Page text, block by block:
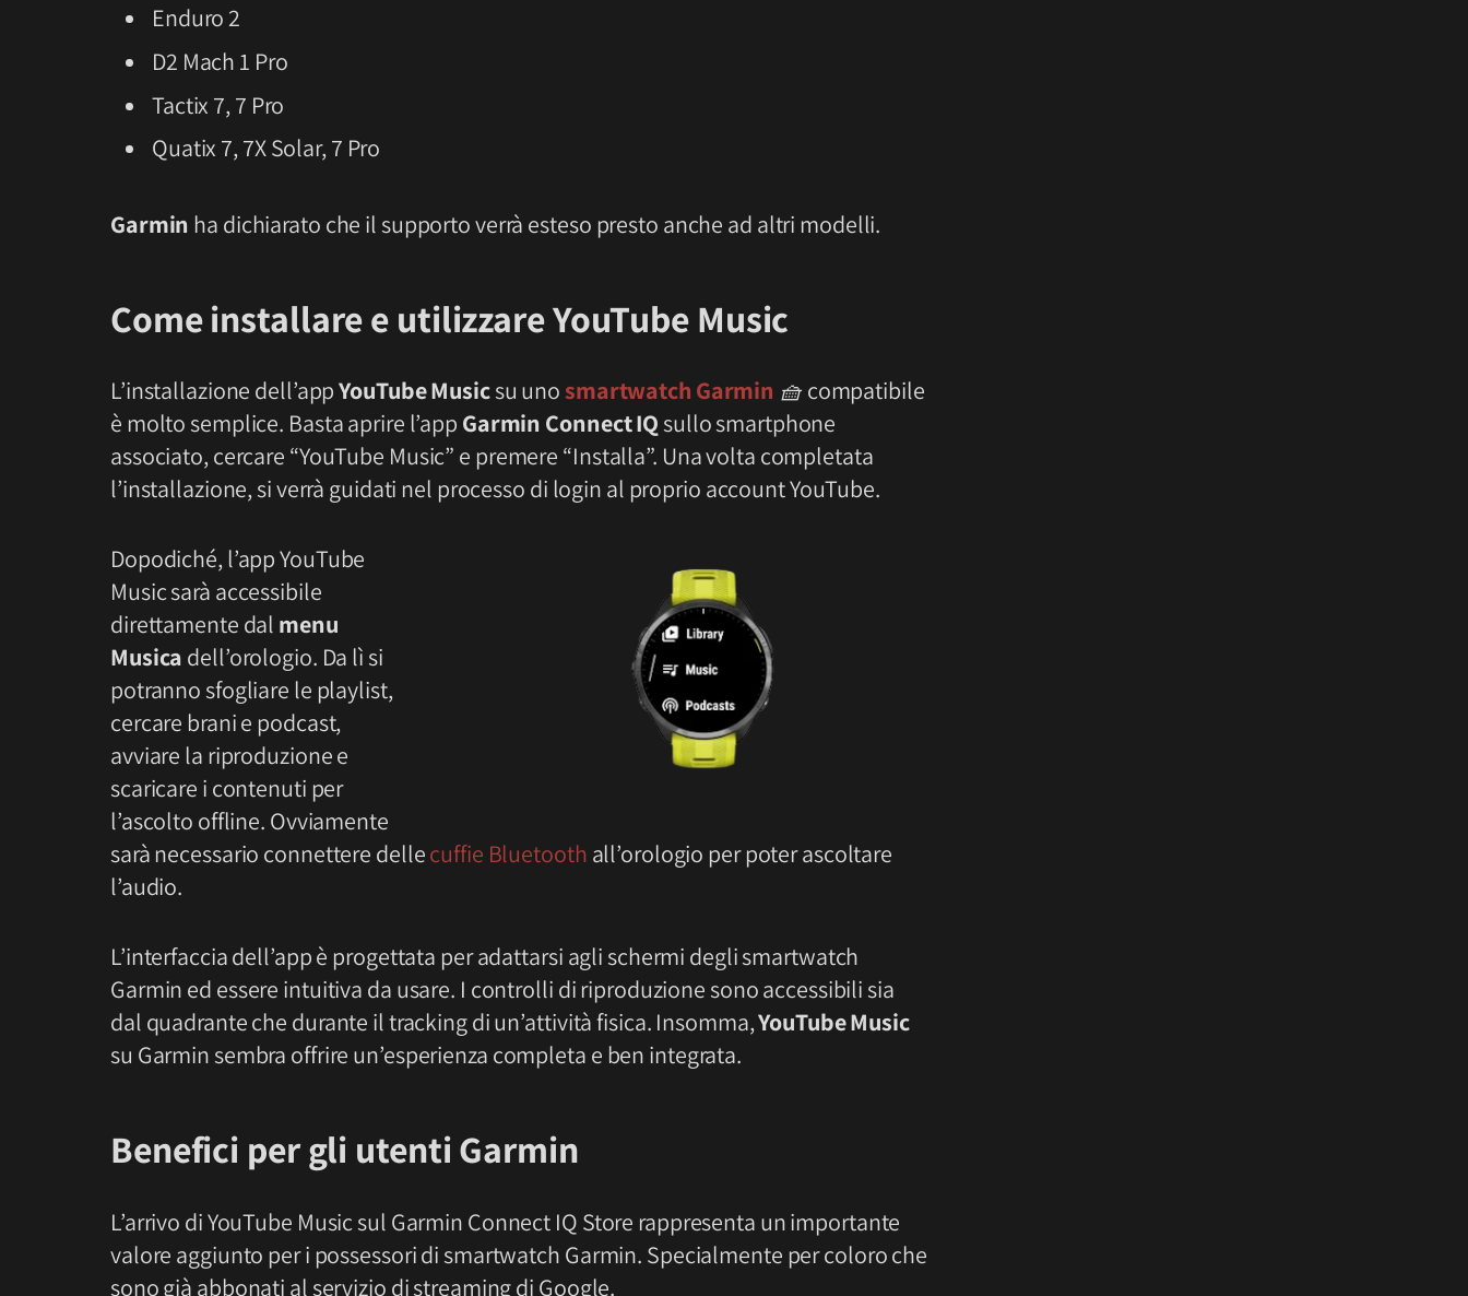
Enduro 2
D2 Mach 1 Pro
Tactix 7, 7 Pro
Quatix 7, 7X Solar, 7 Pro
Garmin ha dichiarato che il supporto verrà esteso presto anche ad altri modelli.
Come installare e utilizzare YouTube Music
L’installazione dell’appYouTube Musicsu unosmartwatch Garmin 🧺 compatibile
è molto semplice. Basta aprire l’app Garmin Connect IQsullo smartphone
associato, cercare “YouTube Music” e premere “Installa”. Una volta completata
l’installazione, si verrà guidati nel processo di login al proprio account YouTube.
Dopodiché, l’app YouTube
Music sarà accessibile
direttamente dal menu
Musica dell’orologio. Da lì si
potranno sfogliare le playlist,
cercare brani e podcast,
avviare la riproduzione e
scaricare i contenuti per
l’ascolto offline. Ovviamente
sarà necessario connettere dellecuffie Bluetooth all’orologio per poter ascoltare
l’audio.
L’interfaccia dell’app è progettata per adattarsi agli schermi degli smartwatch
Garmin ed essere intuitiva da usare. I controlli di riproduzione sono accessibili sia
dal quadrante che durante il tracking di un’attività fisica. Insomma,YouTube Music
su Garmin sembra offrire un’esperienza completa e ben integrata.
Benefici per gli utenti Garmin
L’arrivo di YouTube Music sul Garmin Connect IQ Store rappresenta un importante
valore aggiunto per i possessori di smartwatch Garmin. Specialmente per coloro che
sono già abbonati al servizio di streaming di Google.